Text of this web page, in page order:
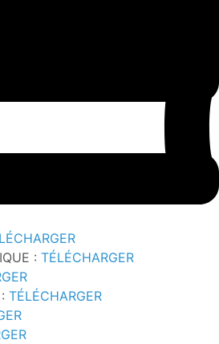
: TÉLÉCHARGER
TÉLÉCHARGER